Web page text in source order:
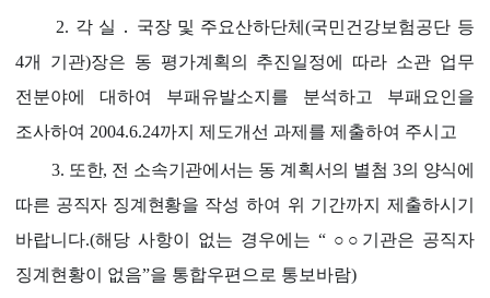
2. 각 실 ․ 국장 및 주요산하단체(국민건강보험공단 등
4개 기관)장은 동 평가계획의 추진일정에 따라 소관 업무
전분야에 대하여 부패유발소지를 분석하고 부패요인을
조사하여 2004.6.24까지 제도개선 과제를 제출하여 주시고
3. 또한, 전 소속기관에서는 동 계획서의 별첨 3의 양식에
따른 공직자 징계현황을 작성 하여 위 기간까지 제출하시기
바랍니다.(해당 사항이 없는 경우에는 “ ○○기관은 공직자
징계현황이 없음”을 통합우편으로 통보바람)